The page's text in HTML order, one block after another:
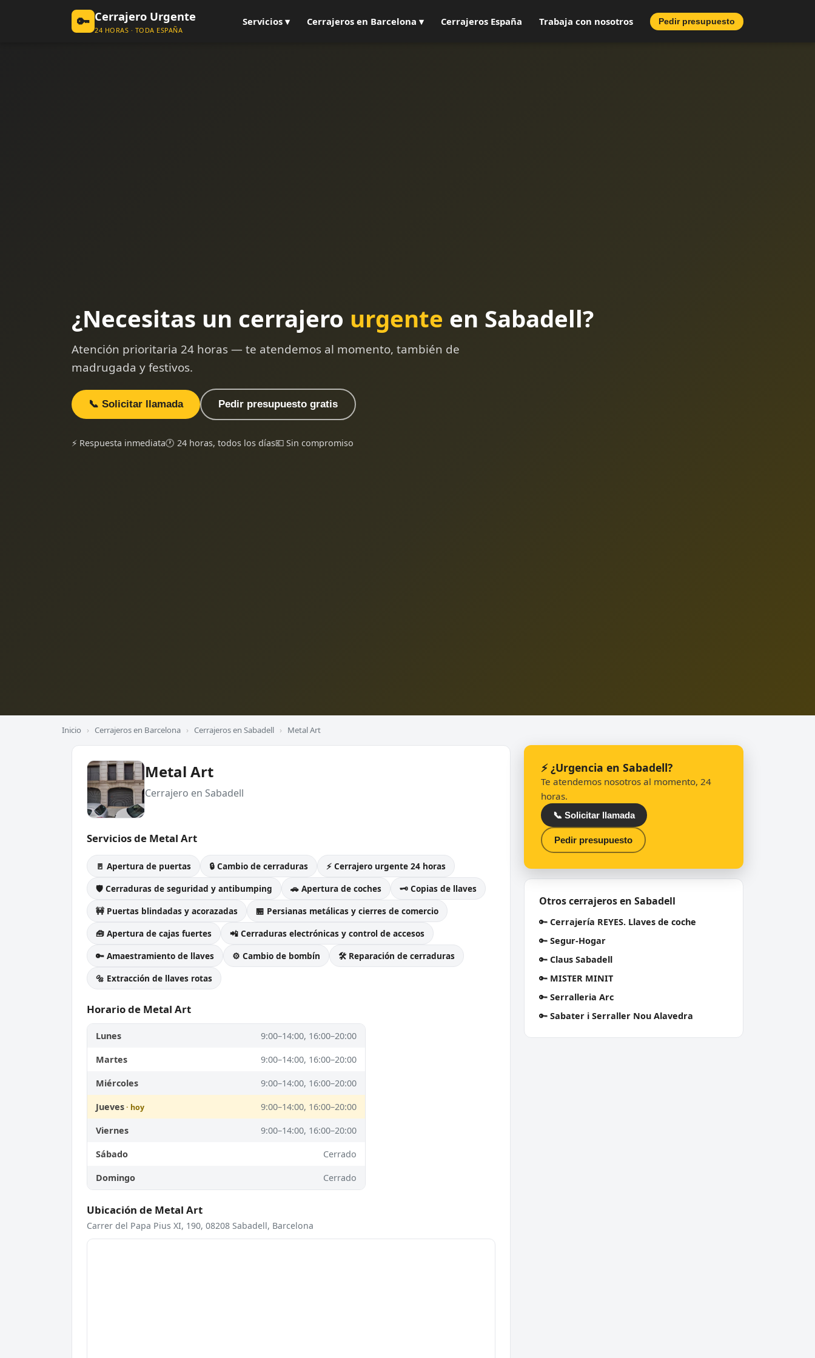
🔑 Cerrajero Urgente
24 HORAS · TODA ESPAÑA
Servicios ▾ Cerrajeros en Barcelona ▾ Cerrajeros España Trabaja con nosotros Pedir presupuesto
¿Necesitas un cerrajero urgente en Sabadell?
Atención prioritaria 24 horas — te atendemos al momento, también de
madrugada y festivos.
📞 Solicitar llamada Pedir presupuesto gratis
⚡ Respuesta inmediata🕐 24 horas, todos los días💶 Sin compromiso
Inicio › Cerrajeros en Barcelona › Cerrajeros en Sabadell › Metal Art
Metal Art
Cerrajero en Sabadell
Servicios de Metal Art
🚪 Apertura de puertas 🔒 Cambio de cerraduras
⚡ Cerrajero urgente 24 horas
🛡️ Cerraduras de seguridad y antibumping
🚗 Apertura de coches
🗝️ Copias de llaves
🚧 Puertas blindadas y acorazadas
🏪 Persianas metálicas y cierres de comercio
🧰 Apertura de cajas fuertes
📲 Cerraduras electrónicas y control de accesos
🔑 Amaestramiento de llaves
⚙️ Cambio de bombín
🛠️ Reparación de cerraduras
🔩 Extracción de llaves rotas
Horario de Metal Art
Lunes 9:00–14:00, 16:00–20:00
Martes 9:00–14:00, 16:00–20:00
Miércoles 9:00–14:00, 16:00–20:00
Jueves 9:00–14:00, 16:00–20:00
Viernes 9:00–14:00, 16:00–20:00
Sábado Cerrado
Domingo Cerrado
Ubicación de Metal Art
Carrer del Papa Pius XI, 190, 08208 Sabadell, Barcelona
⚡ ¿Urgencia en Sabadell?
Te atendemos nosotros al momento, 24
horas.
📞 Solicitar llamada
Pedir presupuesto
Otros cerrajeros en Sabadell
🔑 Cerrajería REYES. Llaves de coche
🔑 Segur-Hogar
🔑 Claus Sabadell
🔑 MISTER MINIT
🔑 Serralleria Arc
🔑 Sabater i Serraller Nou Alavedra